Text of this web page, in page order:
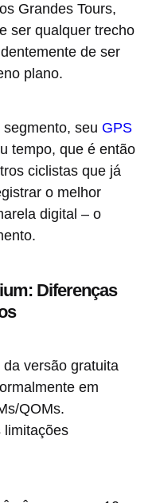
Grandes Tours,
ser qualquer trecho
de ser
plano.
seu GPS
tempo, que é então
ciclistas que já
o melhor
digital – o
Diferenças
versão gratuita
em
QOMs.
limitações